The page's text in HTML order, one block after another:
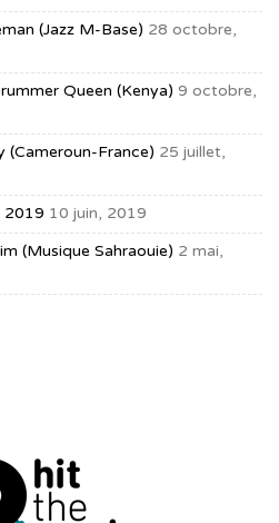
(jazz M-Base) 28 octobre,
Queen (Kenya) 9 octobre,
(Cameroun-France) 25 juillet,
2019 10 juin, 2019
(musique Sahraouie) 2 mai,